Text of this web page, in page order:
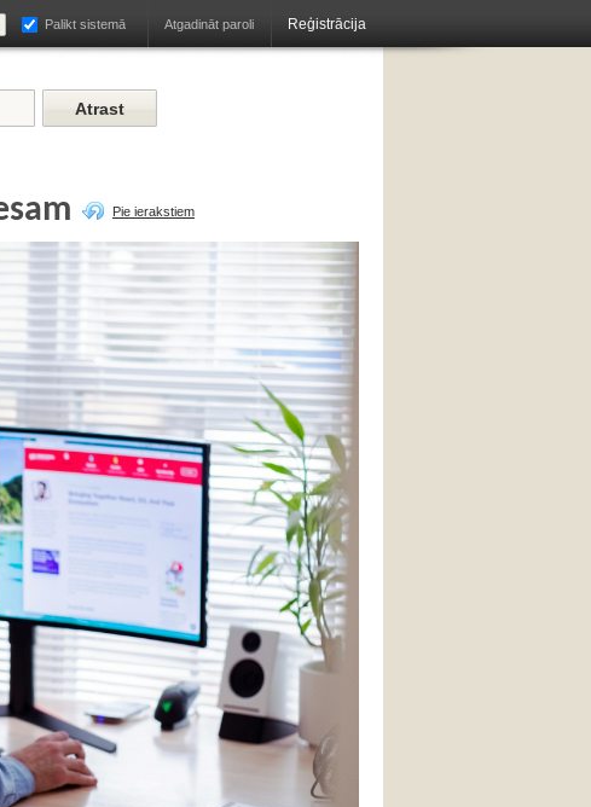
Atgadināt paroli Reģistrācija
Palikt sistemā
Pie ierakstiem